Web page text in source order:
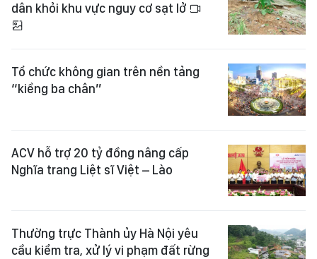
dân khỏi khu vực nguy cơ sạt lở
Tổ chức không gian trên nền tảng
“kiềng ba chân”
ACV hỗ trợ 20 tỷ đồng nâng cấp
Nghĩa trang Liệt sĩ Việt – Lào
Thường trực Thành ủy Hà Nội yêu
cầu kiểm tra, xử lý vi phạm đất rừng